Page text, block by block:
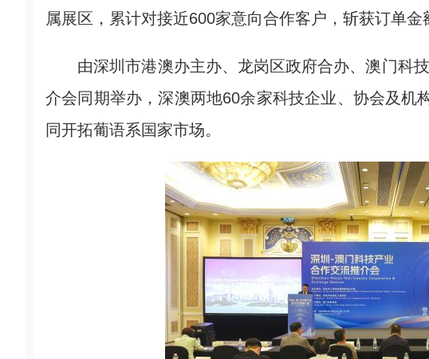
属展区，累计对接近600家意向合作客户，斩获订单金
由深圳市港澳办主办、龙岗区政府合办、澳门科
介会同期举办，深澳两地60余家科技企业、协会及机
同开拓葡语系国家市场。